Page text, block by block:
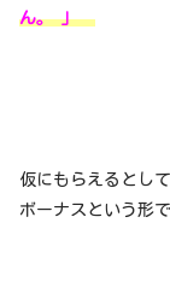
ん。 」
仮にもらえるとし
ボーナスという形